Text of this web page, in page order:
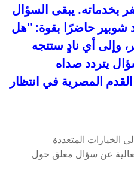
بخدماته. يبقى السؤال
شوبير حاضرًا بقوة: "هل
وإلى أي نادٍ ستتجه
يتردد صداه
المصرية في انتظار